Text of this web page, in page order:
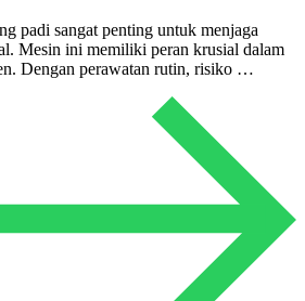
padi sangat penting untuk menjaga
Mesin ini memiliki peran krusial dalam
Dengan perawatan rutin, risiko …